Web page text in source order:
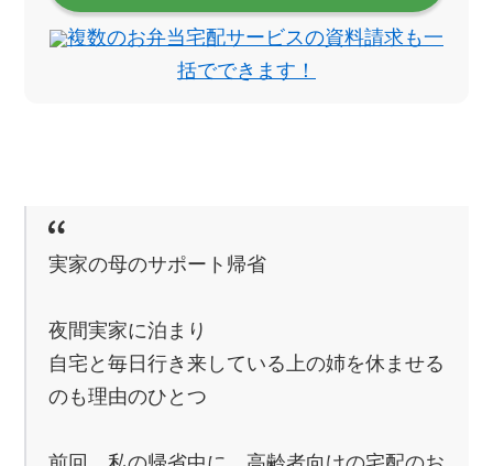
複数のお弁当宅配サービスの資料請求も一
括でできます！
実家の母のサポート帰省
夜間実家に泊まり
自宅と毎日行き来している上の姉を休ませる
のも理由のひとつ